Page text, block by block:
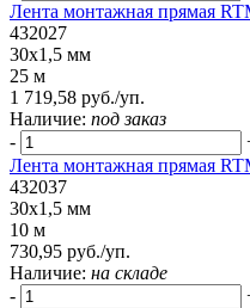
Лента монтажная прямая
432027
30x1,5 мм
25 м
1 719,58 руб./уп.
Наличие: под заказ
-
Лента монтажная прямая
432037
30x1,5 мм
10 м
730,95 руб./уп.
Наличие: на складе
-